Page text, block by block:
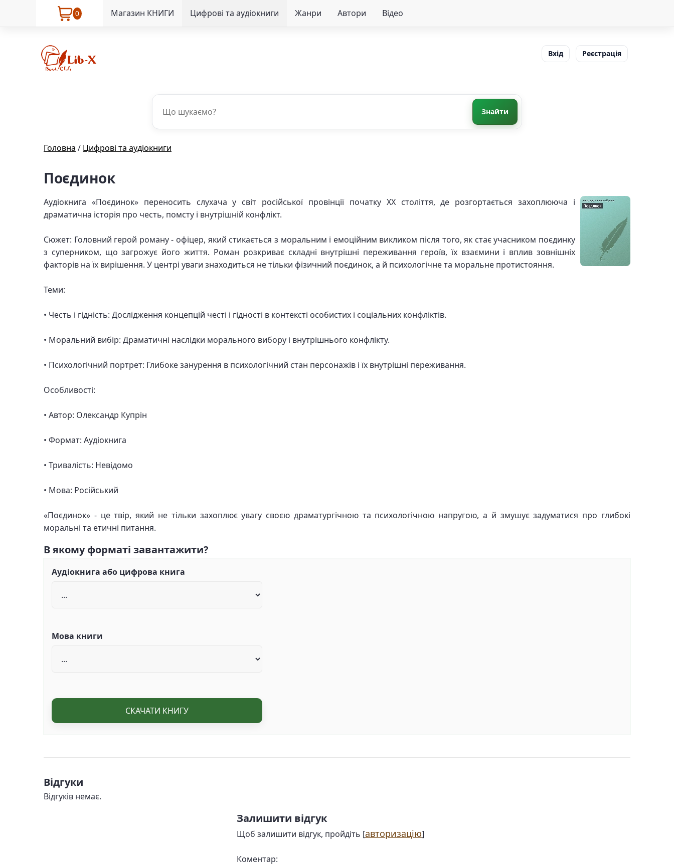
0 Магазин КНИГИ Цифрові та аудіокниги Жанри Автори Відео
Вхід Реєстрація
Знайти
Головна / Цифрові та аудіокниги
Поєдинок
Аудіокнига «Поєдинок» переносить слухача у світ російської провінції початку XX століття, де розгортається захоплююча і
драматична історія про честь, помсту і внутрішній конфлікт.
Сюжет: Головний герой роману - офіцер, який стикається з моральним і емоційним викликом після того, як стає учасником поєдинку
з суперником, що загрожує його життя. Роман розкриває складні внутрішні переживання героїв, їх взаємини і вплив зовнішніх
факторів на їх вирішення. У центрі уваги знаходиться не тільки фізичний поєдинок, а й психологічне та моральне протистояння.
Теми:
• Честь і гідність: Дослідження концепцій честі і гідності в контексті особистих і соціальних конфліктів.
• Моральний вибір: Драматичні наслідки морального вибору і внутрішнього конфлікту.
• Психологічний портрет: Глибоке занурення в психологічний стан персонажів і їх внутрішні переживання.
Особливості:
• Автор: Олександр Купрін
• Формат: Аудіокнига
• Тривалість: Невідомо
• Мова: Російський
«Поєдинок» - це твір, який не тільки захоплює увагу своєю драматургічною та психологічною напругою, а й змушує задуматися про глибокі
моральні та етичні питання.
В якому форматі завантажити?
Аудіокнига або цифрова книга
Мова книги
СКАЧАТИ КНИГУ
Відгуки
Відгуків немає.
Залишити відгук
Щоб залишити відгук, пройдіть [авторизацію]
Коментар: